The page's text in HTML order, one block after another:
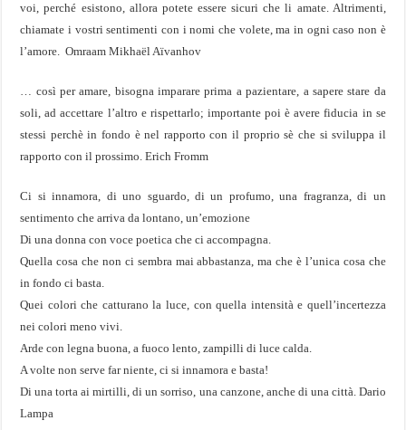
voi, perché esistono, allora potete essere sicuri che li amate. Altrimenti,
chiamate i vostri sentimenti con i nomi che volete, ma in ogni caso non è
l’amore. Omraam Mikhaël Aïvanhov
… così per amare, bisogna imparare prima a pazientare, a sapere stare da
soli, ad accettare l’altro e rispettarlo; importante poi è avere fiducia in se
stessi perchè in fondo è nel rapporto con il proprio sè che si sviluppa il
rapporto con il prossimo. Erich Fromm
Ci si innamora, di uno sguardo, di un profumo, una fragranza, di un
sentimento che arriva da lontano, un’emozione
Di una donna con voce poetica che ci accompagna.
Quella cosa che non ci sembra mai abbastanza, ma che è l’unica cosa che
in fondo ci basta.
Quei colori che catturano la luce, con quella intensità e quell’incertezza
nei colori meno vivi.
Arde con legna buona, a fuoco lento, zampilli di luce calda.
A volte non serve far niente, ci si innamora e basta!
Di una torta ai mirtilli, di un sorriso, una canzone, anche di una città. Dario
Lampa